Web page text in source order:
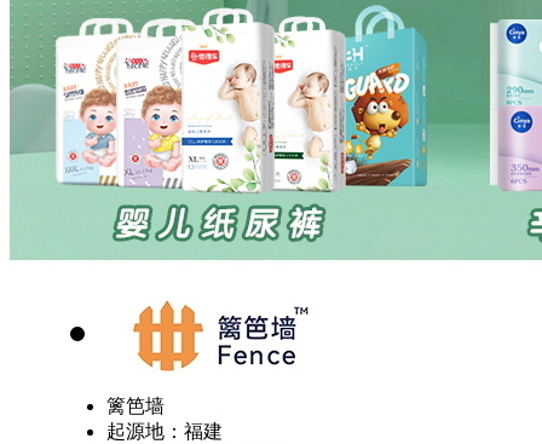
篱笆墙
起源地：福建